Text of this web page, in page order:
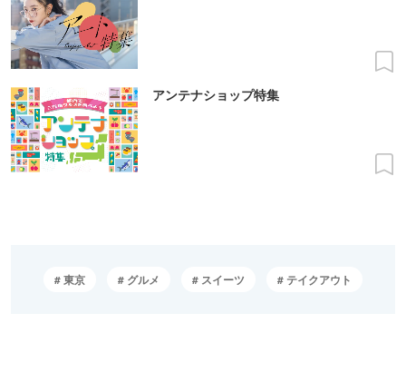
アンテナショップ特集
東京 グルメ スイーツ テイクアウト